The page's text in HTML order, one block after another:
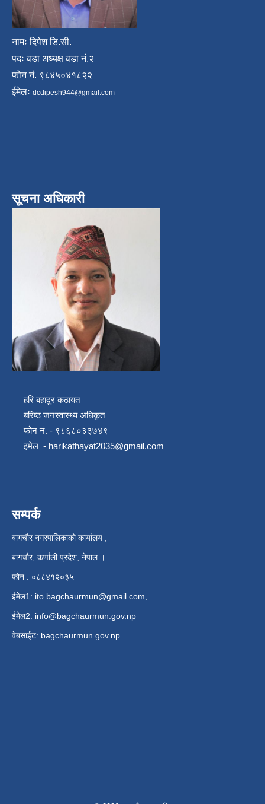
नामः दिपेश डि.सी.
पदः वडा अध्यक्ष वडा नं.२
फोन नं. ९८४५०४१८२२
ईमेलः dcdipesh944@gmail.com
सूचना अधिकारी
हरि बहादुर कठायत
बरिष्ठ जनस्वास्थ्य अधिकृत
फोन नं. - ९८६८०३३७४९
इमेल - harikathayat2035@gmail.com
सम्पर्क
बागचौर नगरपालिकाको कार्यालय ,
बागचौर, कर्णाली प्रदेश, नेपाल ।
फोन : ०८८४१२०३५
ईमेल1: ito.bagchaurmun@gmail.com
ईमेल2: info@bagchaurmun.gov.np
वे‍बसाईट: bagchaurmun.gov.np